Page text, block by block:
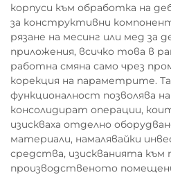
корпуси към обработка на
за конструктивни
рязане на месинг или мед за
приложения, всичко това в
работна смяна само чрез
корекция на параметрите.
функционалност позволява
консолидират операции,
изискваха отделно
материали, намалявайки
средства, изискванията
производственото